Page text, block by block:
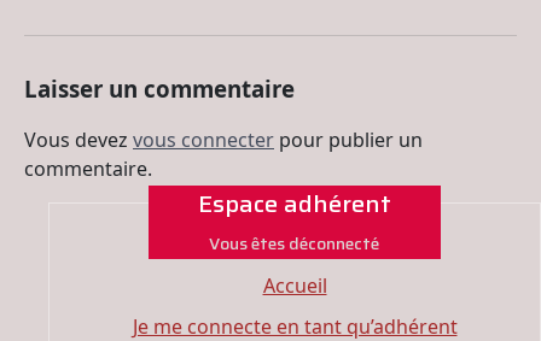
Laisser un commentaire
Vous devez vous connecter pour publier un
commentaire.
Espace adhérent
Vous êtes déconnecté
Accueil
Je me connecte en tant qu’adhérent